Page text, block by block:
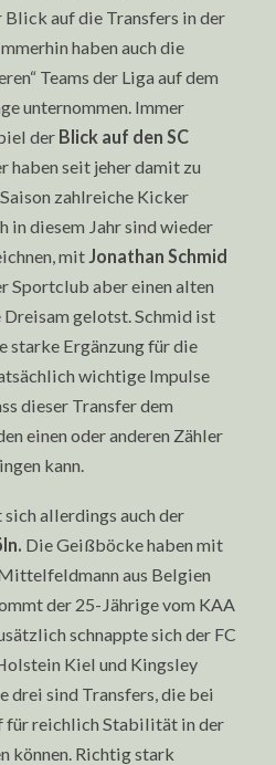
auf die Transfers in der
haben auch die
Teams der Liga auf dem
unternommen. Immer
der Blick auf den SC
haben seit jeher damit zu
zahlreiche Kicker
in diesem Jahr sind wieder
mit Jonathan Schmid
Sportclub aber einen alten
Dreisam gelotst. Schmid ist
starke Ergänzung für die
wichtige Impulse
dieser Transfer dem
einen oder anderen Zähler
kann.
allerdings auch der
Die Geißböcke haben mit
aus Belgien
der 25-Jährige vom KAA
schnappte sich der FC
Kiel und Kingsley
drei sind Transfers, die bei
für reichlich Stabilität in der
können. Richtig stark